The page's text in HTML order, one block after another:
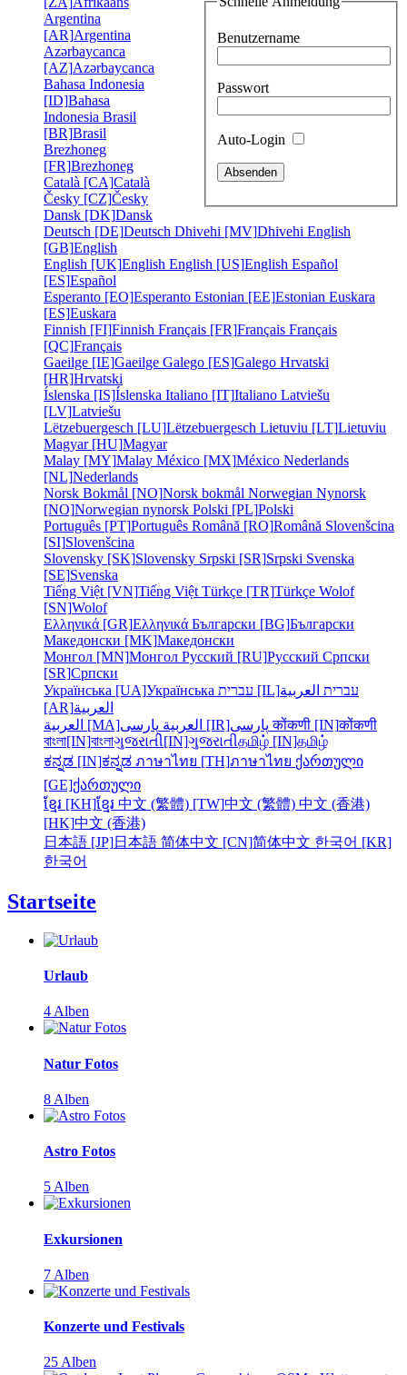
Benutzername
Passwort
Auto-Login
Argentina
[AR]Argentina
Azərbaycanca
[AZ]Azərbaycanca
Bahasa Indonesia
[ID]Bahasa
Indonesia Brasil
[BR]Brasil
Brezhoneg
[FR]Brezhoneg
Català [CA]Català
Česky [CZ]Česky
Dansk [DK]Dansk
Deutsch [DE]Deutsch Dhivehi [MV]Dhivehi English
[GB]English
English [UK]English English [US]English Español
[ES]Español
Esperanto [EO]Esperanto Estonian [EE]Estonian Euskara
[ES]Euskara
Finnish [FI]Finnish Français [FR]Français Français
[QC]Français
Gaeilge [IE]Gaeilge Galego [ES]Galego Hrvatski
[HR]Hrvatski
Íslenska [IS]Íslenska Italiano [IT]Italiano Latviešu
[LV]Latviešu
Lëtzebuergesch [LU]Lëtzebuergesch Lietuviu [LT]Lietuviu
Magyar [HU]Magyar
Malay [MY]Malay México [MX]México Nederlands
[NL]Nederlands
Norsk Bokmål [NO]Norsk bokmål Norwegian Nynorsk
[NO]Norwegian nynorsk Polski [PL]Polski
Português [PT]Português Română [RO]Română Slovenšcina
[SI]Slovenšcina
Slovensky [SK]Slovensky Srpski [SR]Srpski Svenska
[SE]Svenska
Tiếng Việt [VN]Tiếng Việt Türkçe [TR]Türkçe Wolof
[SN]Wolof
Ελληνικά [GR]Ελληνικά Български [BG]Български
Македонски [MK]Македонски
Монгол [MN]Монгол Русский [RU]Русский Српски
[SR]Српски
Українська [UA]Українська עברית [IL] עברית العربية
[AR]العربية
العربية [MA]
العربية پارسی [IR] پارسیकोंकणी [IN]कोंकणी
বাংলা[IN]বাংলাગુજરાતી[IN]ગુજરાતીதமிழ் [IN]தமிழ்
ಕನ್ನಡ [IN]ಕನ್ನಡ ภาษาไทย [TH]ภาษาไทย ქართული
[GE]ქართული
ខ្មែរ [KH]ខ្មែរ 中文 (繁體) [TW]中文 (繁體) 中文 (香港)
[HK]中文 (香港)
日本語 [JP]日本語 简体中文 [CN]简体中文 한국어 [KR]
한국어
Startseite
Urlaub
4 Alben
Natur Fotos
8 Alben
Astro Fotos
5 Alben
Exkursionen
7 Alben
Konzerte und Festivals
25 Alben